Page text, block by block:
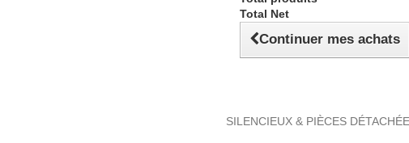
Total Net
Continuer mes achats
SILENCIEUX & PIÈCES